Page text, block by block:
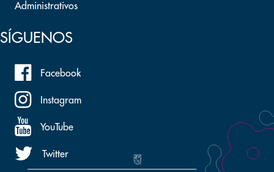
Administrativos
SÍGUENOS
Facebook
Instagram
YouTube
Twitter